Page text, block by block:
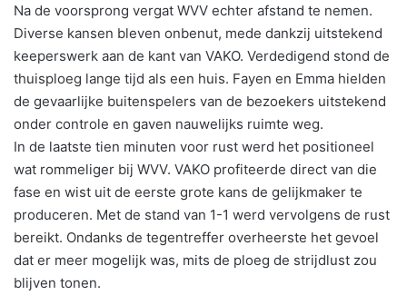
Na de voorsprong vergat WVV echter afstand te nemen.
Diverse kansen bleven onbenut, mede dankzij uitstekend
keeperswerk aan de kant van VAKO. Verdedigend stond de
thuisploeg lange tijd als een huis. Fayen en Emma hielden
de gevaarlijke buitenspelers van de bezoekers uitstekend
onder controle en gaven nauwelijks ruimte weg.
In de laatste tien minuten voor rust werd het positioneel
wat rommeliger bij WVV. VAKO profiteerde direct van die
fase en wist uit de eerste grote kans de gelijkmaker te
produceren. Met de stand van 1-1 werd vervolgens de rust
bereikt. Ondanks de tegentreffer overheerste het gevoel
dat er meer mogelijk was, mits de ploeg de strijdlust zou
blijven tonen.